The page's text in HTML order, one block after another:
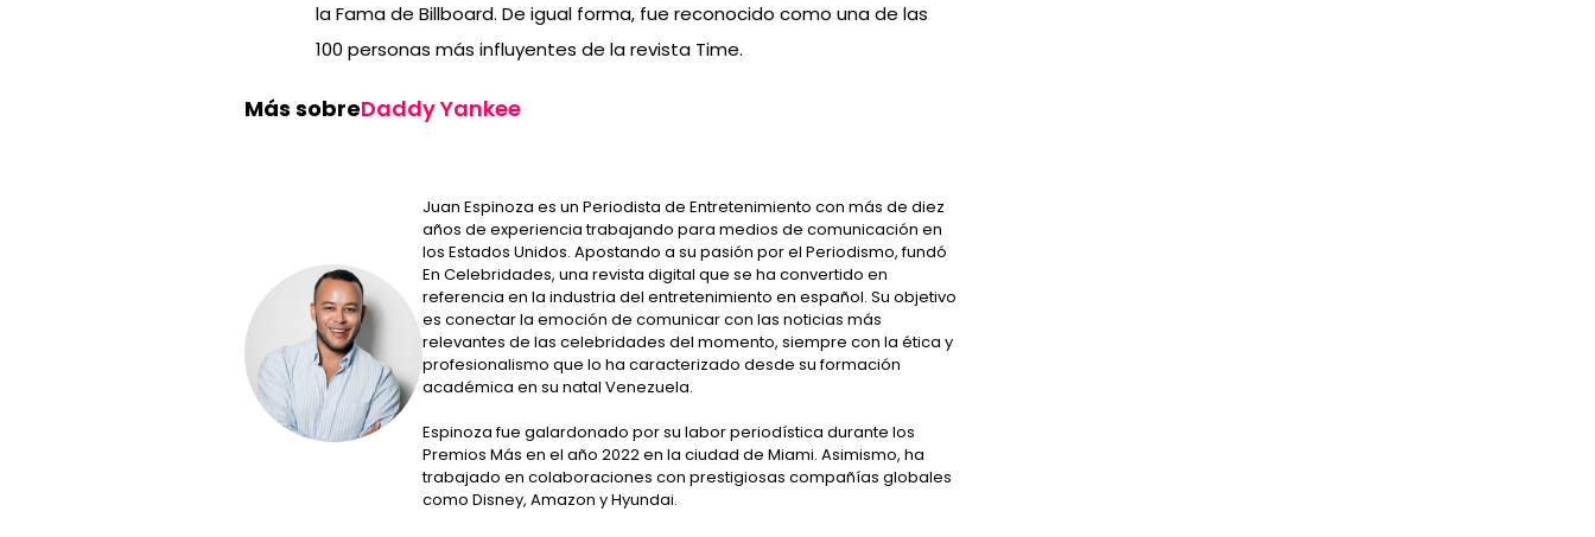
la Fama de Billboard. De igual forma, fue reconocido como una de las
100 personas más influyentes de la revista Time.
Más sobreDaddy Yankee
Juan Espinoza es un Periodista de Entretenimiento con más de diez
años de experiencia trabajando para medios de comunicación en
los Estados Unidos. Apostando a su pasión por el Periodismo, fundó
En Celebridades, una revista digital que se ha convertido en
referencia en la industria del entretenimiento en español. Su objetivo
es conectar la emoción de comunicar con las noticias más
relevantes de las celebridades del momento, siempre con la ética y
profesionalismo que lo ha caracterizado desde su formación
académica en su natal Venezuela.
Espinoza fue galardonado por su labor periodística durante los
Premios Más en el año 2022 en la ciudad de Miami. Asimismo, ha
trabajado en colaboraciones con prestigiosas compañías globales
como Disney, Amazon y Hyundai.